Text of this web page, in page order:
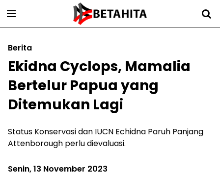
Berita
Ekidna Cyclops, Mamalia
Bertelur Papua yang
Ditemukan Lagi
Status Konservasi dan IUCN Echidna Paruh Panjang
Attenborough perlu dievaluasi.
Senin, 13 November 2023